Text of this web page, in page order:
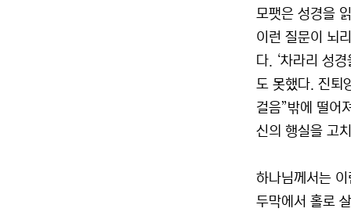
모팻은 성경을
이런 질문이 뇌
다. ‘차라리 성
도 못했다. 진퇴
걸음”밖에 떨어
신의 행실을 고
하나님께서는
두막에서 홀로